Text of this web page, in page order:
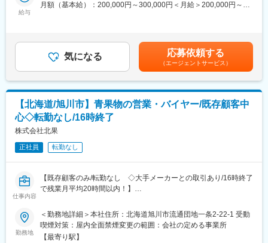
当社が加盟する日本映像機材レンタル協会（JVRA）各社との連携
変更の範囲：会社の定める業務
■当社の魅力：
◎当社では資格取得支援制度をご用意しています。業務に関連す
的に評価します。
◎オンライン会議などの普及に伴い、学校や官公庁・企業様でも
プロジェクターなどを導入する企業が急増する社会背景で、安定
した財務基盤があります。
◎技術者として多くの現場に携わることで、常に新しい発見と成
長の機会を提供し、社員一人ひとりがプロフェッショナルとして
活躍できる環境を整えています。
■当社について：
当社は映像・音響・IT技術を駆使し、コミュニケーションをデザ
界と同水準の最新機材と豊富なノウハウを駆使した映像ソリュー
ションを提供しています。
当社が加盟する日本映像機材レンタル協会（JVRA）各社との連携
給与
月額（基本給）：200,000円～300,000円＜月給＞200,000円～
気になる 応募依頼する
（エージェントサービス）
【北海道/旭川市】青果物の営業・バイヤー/既存顧客中
心◇転勤なし/16時終了
株式会社北果
正社員 転勤なし
仕事内容
【既存顧客のみ/転勤なし ◇大手メーカーとの取引あり/16時終了
で残業月平均20時間以内！】
■業務概要：
道内のスーパー、地方市場、本州の食品加工メーカー等に青果物
を卸している同社にて、以下のような営業をお任せします。
勤務地
＜勤務地詳細＞本社住所：北海道旭川市流通団地一条2-22-1 受動
喫煙対策：屋内全面禁煙変更の範囲：会社の定める事業所
【最寄り駅】